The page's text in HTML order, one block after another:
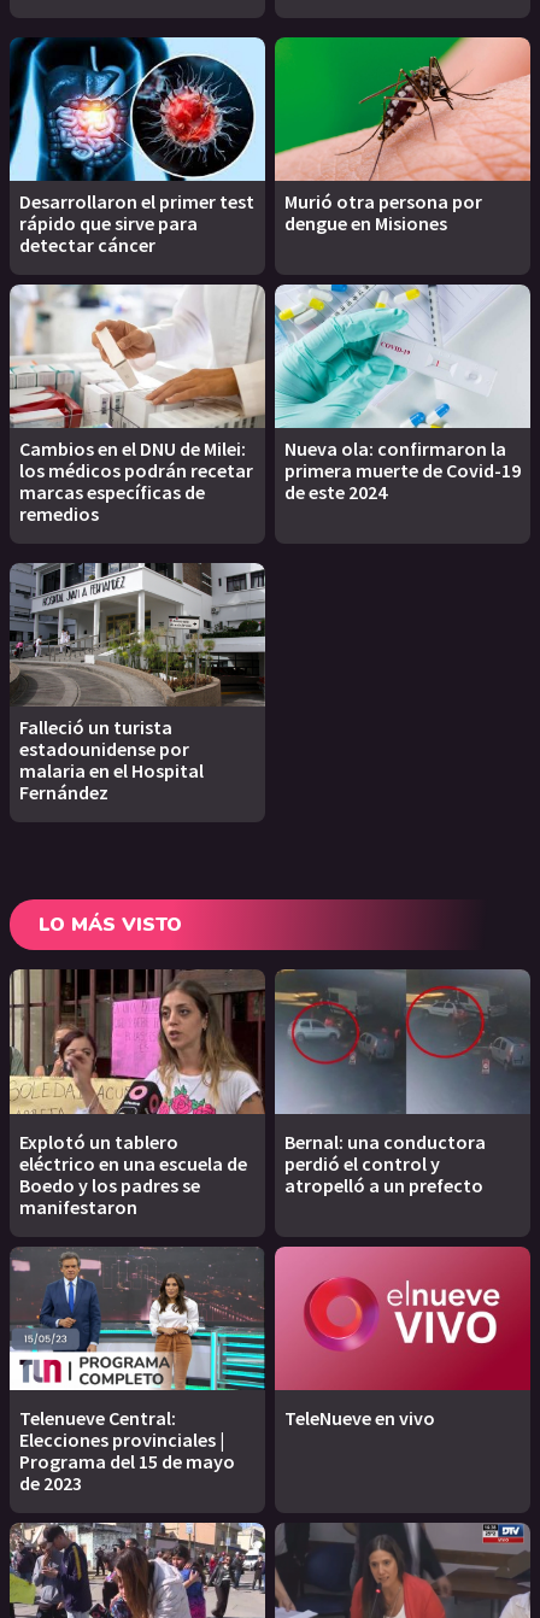
Desarrollaron el primer test
rápido que sirve para
detectar cáncer
Murió otra persona por
dengue en Misiones
Cambios en el DNU de Milei:
los médicos podrán recetar
marcas específicas de
remedios
Nueva ola: confirmaron la
primera muerte de Covid-19
de este 2024
Falleció un turista
estadounidense por
malaria en el Hospital
Fernández
LO MÁS VISTO
Explotó un tablero
eléctrico en una escuela de
Boedo y los padres se
manifestaron
Bernal: una conductora
perdió el control y
atropelló a un prefecto
Telenueve Central:
Elecciones provinciales |
Programa del 15 de mayo
de 2023
TeleNueve en vivo